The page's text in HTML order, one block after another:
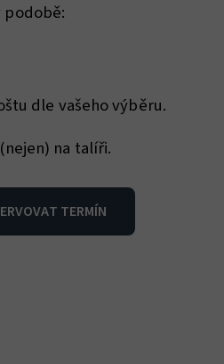
podobě:
dle vašeho výběru.
na talíři.
TERMÍN